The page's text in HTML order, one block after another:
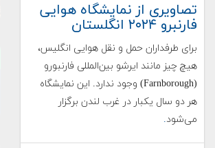
تصاویری از نمایشگاه هوایی
فارنبرو ۲۰۲۴ انگلستان
برای طرفداران حمل و نقل هوایی انگلیس،
هیچ چیز مانند ایرشو بین‌المللی فارنبورو
(Farnborough) وجود ندارد. این نمایشگاه
هر دو سال یکبار در غرب لندن برگزار
می‌شود.